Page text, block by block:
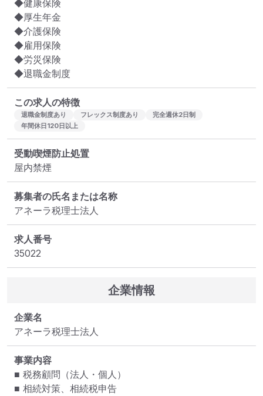
◆健康保険
◆厚生年金
◆介護保険
◆雇用保険
◆労災保険
◆退職金制度
この求人の特徴
退職金制度あり フレックス制度あり
完全週休2日制
年間休日120日以上
受動喫煙防止処置
屋内禁煙
募集者の氏名または名称
アネーラ税理士法人
求人番号
35022
企業情報
企業名
アネーラ税理士法人
事業内容
■ 税務顧問（法人・個人）
■ 相続対策、相続税申告